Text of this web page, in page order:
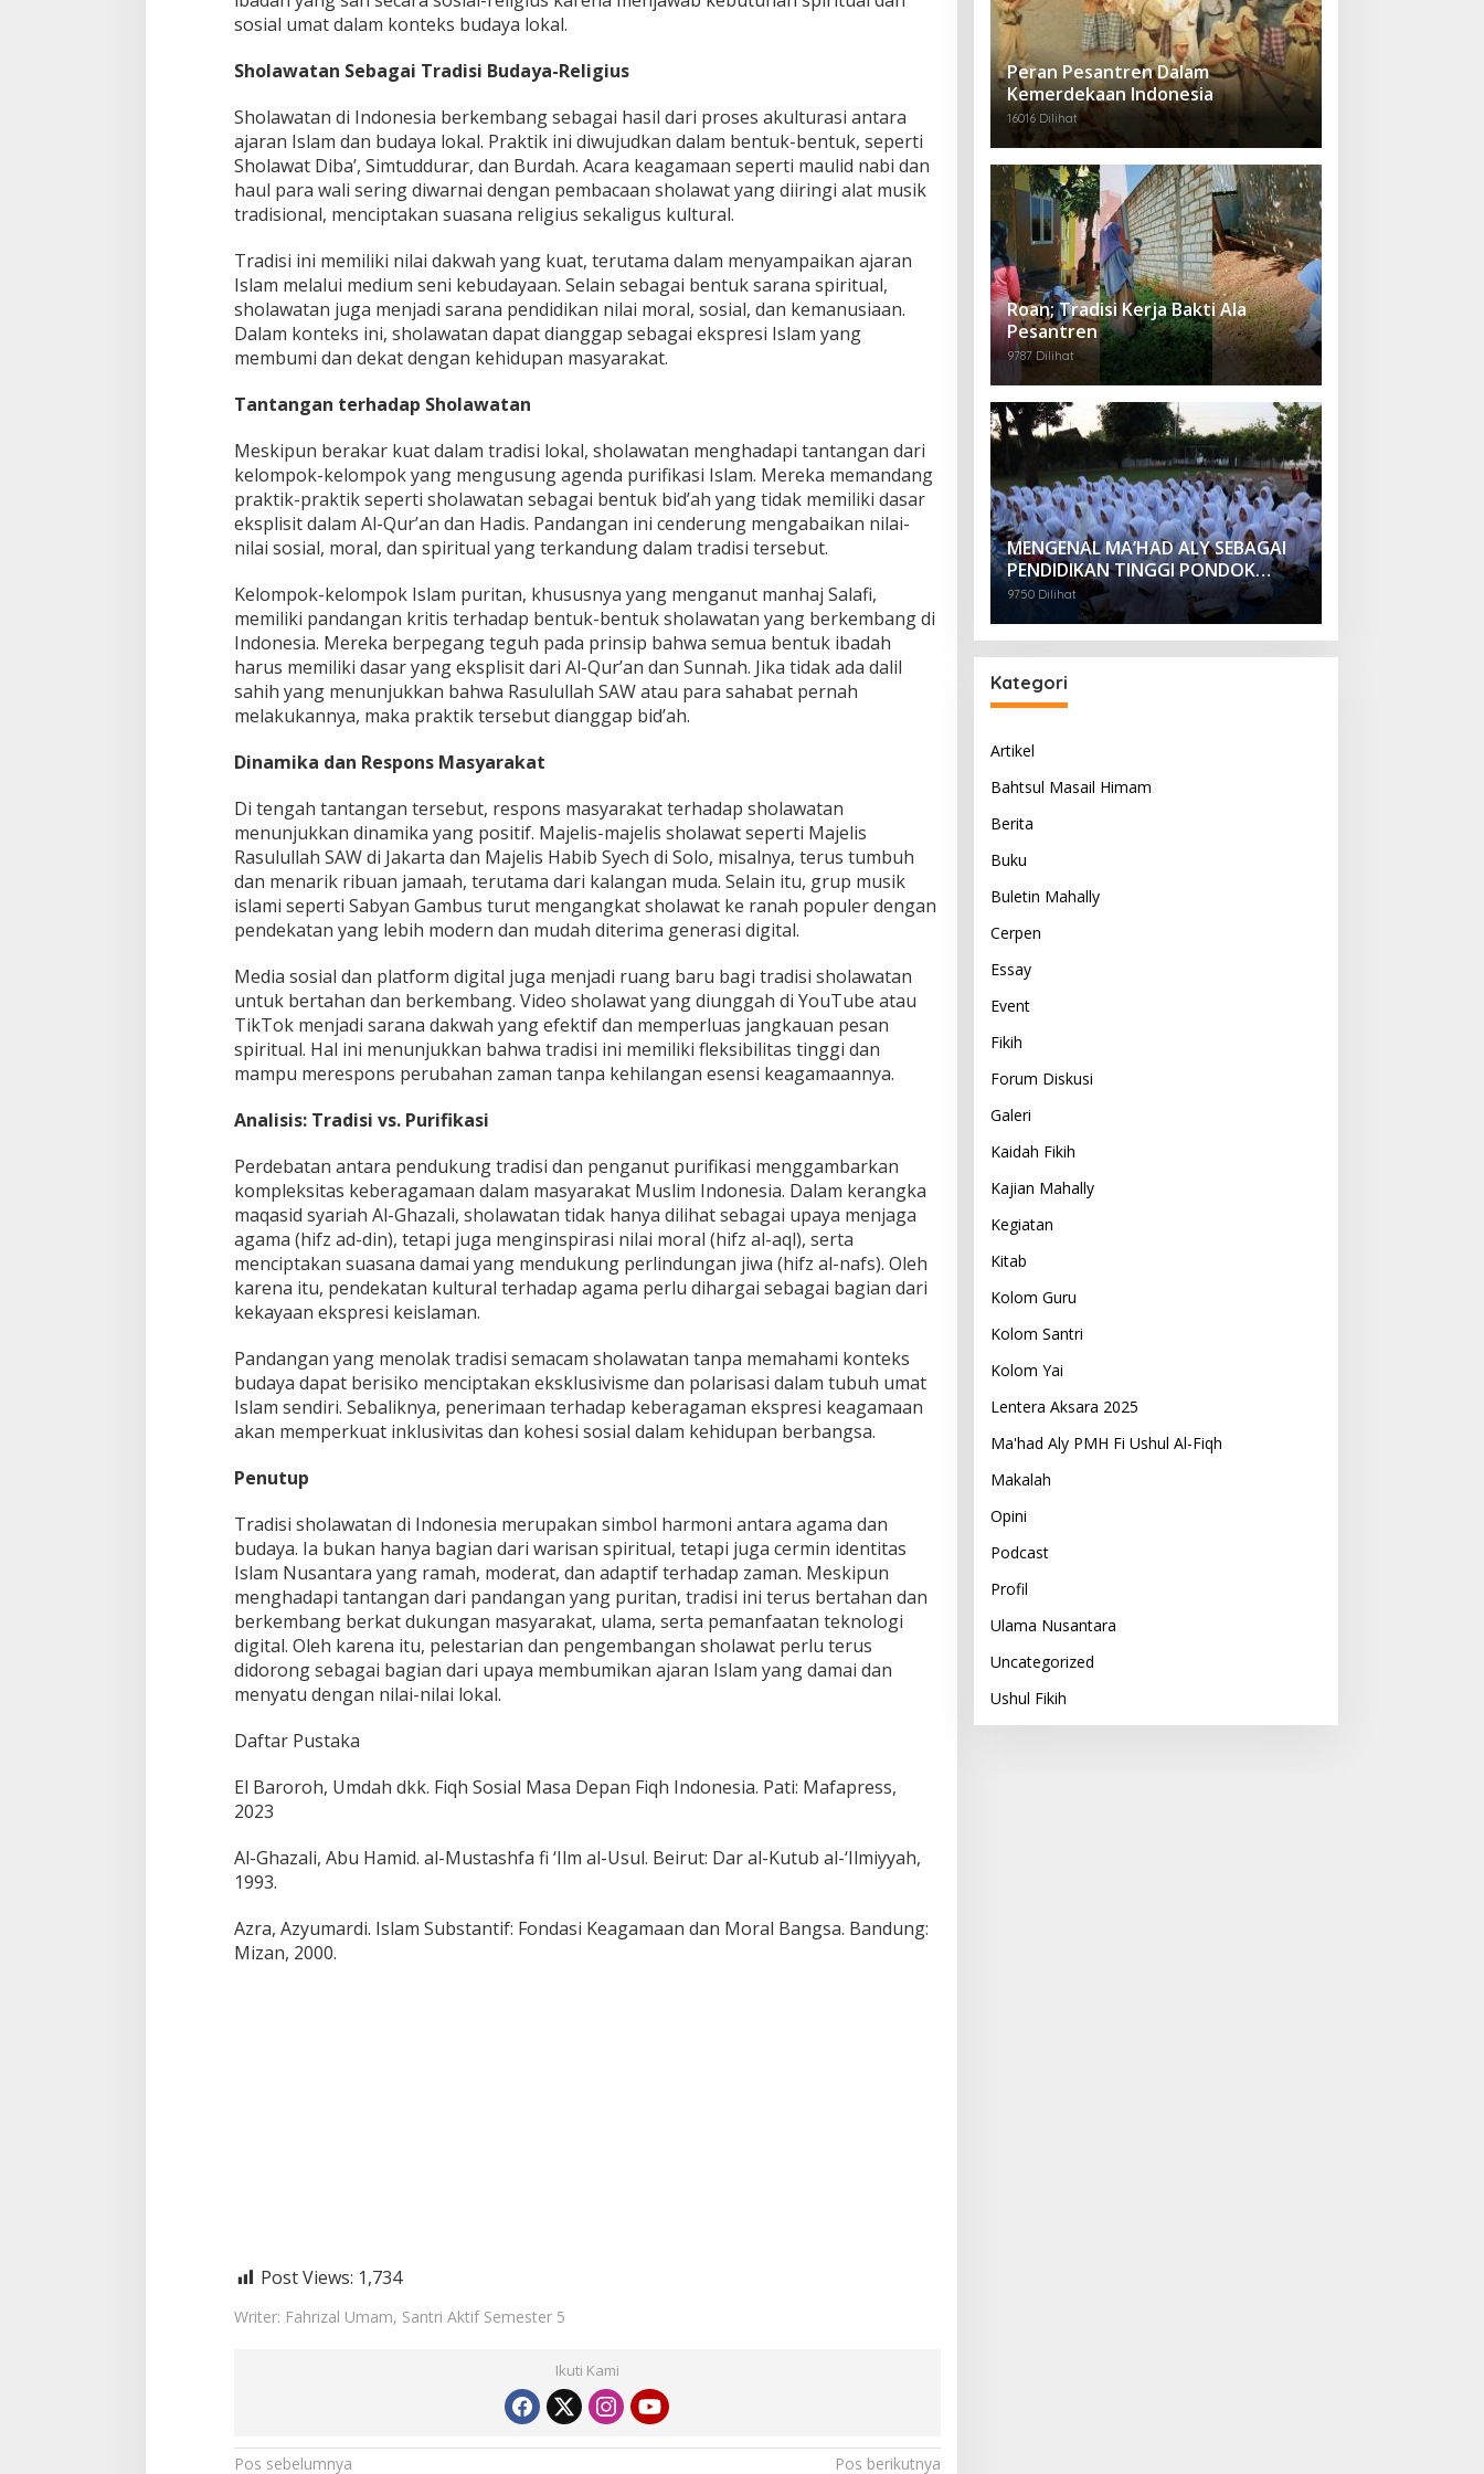
sosial umat dalam konteks budaya lokal.
Sholawatan Sebagai Tradisi Budaya-Religius
Sholawatan di Indonesia berkembang sebagai hasil dari proses akulturasi antara
ajaran Islam dan budaya lokal. Praktik ini diwujudkan dalam bentuk-bentuk, seperti
Sholawat Diba’, Simtuddurar, dan Burdah. Acara keagamaan seperti maulid nabi dan
haul para wali sering diwarnai dengan pembacaan sholawat yang diiringi alat musik
tradisional, menciptakan suasana religius sekaligus kultural.
Tradisi ini memiliki nilai dakwah yang kuat, terutama dalam menyampaikan ajaran
Islam melalui medium seni kebudayaan. Selain sebagai bentuk sarana spiritual,
sholawatan juga menjadi sarana pendidikan nilai moral, sosial, dan kemanusiaan.
Dalam konteks ini, sholawatan dapat dianggap sebagai ekspresi Islam yang
membumi dan dekat dengan kehidupan masyarakat.
Tantangan terhadap Sholawatan
Meskipun berakar kuat dalam tradisi lokal, sholawatan menghadapi tantangan dari
kelompok-kelompok yang mengusung agenda purifikasi Islam. Mereka memandang
praktik-praktik seperti sholawatan sebagai bentuk bid’ah yang tidak memiliki dasar
eksplisit dalam Al-Qur’an dan Hadis. Pandangan ini cenderung mengabaikan nilai-
nilai sosial, moral, dan spiritual yang terkandung dalam tradisi tersebut.
Kelompok-kelompok Islam puritan, khususnya yang menganut manhaj Salafi,
memiliki pandangan kritis terhadap bentuk-bentuk sholawatan yang berkembang di
Indonesia. Mereka berpegang teguh pada prinsip bahwa semua bentuk ibadah
harus memiliki dasar yang eksplisit dari Al-Qur’an dan Sunnah. Jika tidak ada dalil
sahih yang menunjukkan bahwa Rasulullah SAW atau para sahabat pernah
melakukannya, maka praktik tersebut dianggap bid’ah.
Dinamika dan Respons Masyarakat
Di tengah tantangan tersebut, respons masyarakat terhadap sholawatan
menunjukkan dinamika yang positif. Majelis-majelis sholawat seperti Majelis
Rasulullah SAW di Jakarta dan Majelis Habib Syech di Solo, misalnya, terus tumbuh
dan menarik ribuan jamaah, terutama dari kalangan muda. Selain itu, grup musik
islami seperti Sabyan Gambus turut mengangkat sholawat ke ranah populer dengan
pendekatan yang lebih modern dan mudah diterima generasi digital.
Media sosial dan platform digital juga menjadi ruang baru bagi tradisi sholawatan
untuk bertahan dan berkembang. Video sholawat yang diunggah di YouTube atau
TikTok menjadi sarana dakwah yang efektif dan memperluas jangkauan pesan
spiritual. Hal ini menunjukkan bahwa tradisi ini memiliki fleksibilitas tinggi dan
mampu merespons perubahan zaman tanpa kehilangan esensi keagamaannya.
Analisis: Tradisi vs. Purifikasi
Perdebatan antara pendukung tradisi dan penganut purifikasi menggambarkan
kompleksitas keberagamaan dalam masyarakat Muslim Indonesia. Dalam kerangka
maqasid syariah Al-Ghazali, sholawatan tidak hanya dilihat sebagai upaya menjaga
agama (hifz ad-din), tetapi juga menginspirasi nilai moral (hifz al-aql), serta
menciptakan suasana damai yang mendukung perlindungan jiwa (hifz al-nafs). Oleh
karena itu, pendekatan kultural terhadap agama perlu dihargai sebagai bagian dari
kekayaan ekspresi keislaman.
Pandangan yang menolak tradisi semacam sholawatan tanpa memahami konteks
budaya dapat berisiko menciptakan eksklusivisme dan polarisasi dalam tubuh umat
Islam sendiri. Sebaliknya, penerimaan terhadap keberagaman ekspresi keagamaan
akan memperkuat inklusivitas dan kohesi sosial dalam kehidupan berbangsa.
Penutup
Tradisi sholawatan di Indonesia merupakan simbol harmoni antara agama dan
budaya. Ia bukan hanya bagian dari warisan spiritual, tetapi juga cermin identitas
Islam Nusantara yang ramah, moderat, dan adaptif terhadap zaman. Meskipun
menghadapi tantangan dari pandangan yang puritan, tradisi ini terus bertahan dan
berkembang berkat dukungan masyarakat, ulama, serta pemanfaatan teknologi
digital. Oleh karena itu, pelestarian dan pengembangan sholawat perlu terus
didorong sebagai bagian dari upaya membumikan ajaran Islam yang damai dan
menyatu dengan nilai-nilai lokal.
Daftar Pustaka
El Baroroh, Umdah dkk. Fiqh Sosial Masa Depan Fiqh Indonesia. Pati: Mafapress,
2023
Al-Ghazali, Abu Hamid. al-Mustashfa fi ‘Ilm al-Usul. Beirut: Dar al-Kutub al-‘Ilmiyyah,
1993.
Azra, Azyumardi. Islam Substantif: Fondasi Keagamaan dan Moral Bangsa. Bandung:
Mizan, 2000.
Post Views: 1,734
Writer: Fahrizal Umam, Santri Aktif Semester 5
Ikuti Kami
Pos sebelumnya
Pos berikutnya
Peran Pesantren Dalam
Kemerdekaan Indonesia
16016 Dilihat
Roan; Tradisi Kerja Bakti Ala
Pesantren
9787 Dilihat
MENGENAL MA’HAD ALY SEBAGAI
PENDIDIKAN TINGGI PONDOK
PESANTREN
9750 Dilihat
Kategori
Artikel
Bahtsul Masail Himam
Berita
Buku
Buletin Mahally
Cerpen
Essay
Event
Fikih
Forum Diskusi
Galeri
Kaidah Fikih
Kajian Mahally
Kegiatan
Kitab
Kolom Guru
Kolom Santri
Kolom Yai
Lentera Aksara 2025
Ma'had Aly PMH Fi Ushul Al-Fiqh
Makalah
Opini
Podcast
Profil
Ulama Nusantara
Uncategorized
Ushul Fikih